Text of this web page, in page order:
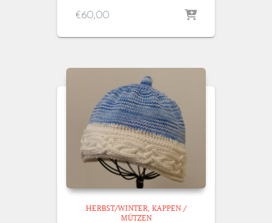
€60,00
HERBST/WINTER KAPPEN /
MÜTZEN